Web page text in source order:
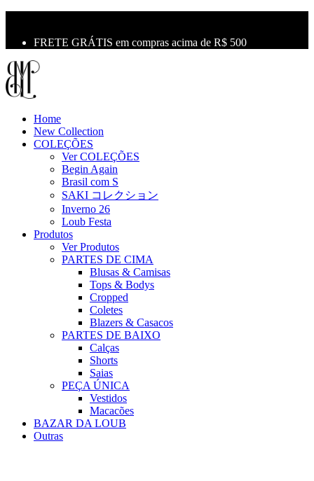
FRETE GRÁTIS em compras acima de R$ 500
Home
New Collection
COLEÇÕES
Ver COLEÇÕES
Begin Again
Brasil com S
SAKI コレクション
Inverno 26
Loub Festa
Produtos
Ver Produtos
PARTES DE CIMA
Blusas & Camisas
Tops & Bodys
Cropped
Coletes
Blazers & Casacos
PARTES DE BAIXO
Calças
Shorts
Saias
PEÇA ÚNICA
Vestidos
Macacões
BAZAR DA LOUB
Outras